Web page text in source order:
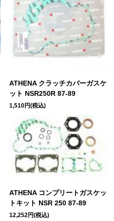
ATHENA クラッチカバーガスケ
ット NSR250R 87-89
1,510円(税込)
ATHENA コンプリートガスケッ
トキット NSR 250 87-89
12,252円(税込)